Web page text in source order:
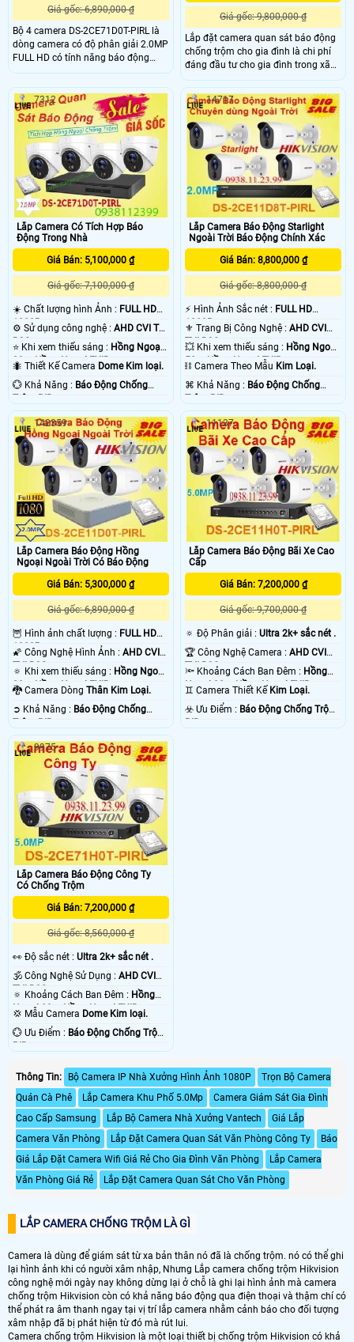
Giá gốc: 6,890,000 ₫
Bộ 4 camera DS-2CE71D0T-PIRL là
dòng camera có độ phân giải 2.0MP
FULL HD có tính năng báo động
hồng ngoại siêu nét chất lượng cao ,
HIKVISION vừa ra mắt giúp khách
hàng quan sát báo động dành cho
Cửa Hàng , Văn Phòng , Công Ty ,
Siêu Thị , . . v
Giá gốc: 9,800,000 ₫
Lắp đặt camera quan sát báo động
chống trộm cho gia đình là chi phí
đáng đầu tư cho gia đình trong xã
hội ngày nay. lắp đặt camera chống
trộm giá rẻ chọn loại Camera IP
HIKVISION DS-2CD1321-I là dòng
camera chống trộm cho gia đình gia
rẻ , hình ảnh siêu nét , chất lượng
cao hiện nay , hồng ngoại quan sát
ban đêm tốt 30 mét , độ phân giải 2.
Lắp Camera Có Tích Hợp Báo
Động Trong Nhà
Giá Bán: 5,100,000 ₫
Giá gốc: 7,100,000 ₫
☀️ Chất lượng hình Ảnh : FULL HD
1080P .
⚙ Sử dụng công nghệ : AHD CVI TVI
BCS.
⭐ Khi xem thiếu sáng : Hồng Ngoại
20m Hồng Ngoại EXIR.
🐜 Thiết Kế Camera Dome Kim loại.
️💮 Khả Năng : Báo Động Chống
7312
Lắp Camera Báo Động Starlight
Ngoài Trời Báo Động Chính Xác
Giá Bán: 8,800,000 ₫
Giá gốc: 8,800,000 ₫
️⚡ Hình Ảnh Sắc nét : FULL HD
1080P .
⚜️ Trang Bị Công Nghệ :AHD CVI
TVI BCS.
💥 Khi xem thiếu sáng : Hồng Ngoại
50m Hồng Ngoại EXIR.
⛓ Camera Theo Mẫu Kim Loại.
️⌘ Khả Năng : Báo Động Chống
14717
Lắp Camera Báo Động Hồng
Ngoại Ngoài Trời Có Báo Động
Giá Bán: 5,300,000 ₫
Giá gốc: 6,890,000 ₫
🦉 Hình ảnh chất lượng : FULL HD
1080P .
🌠 Công Nghệ Hình Ảnh : AHD CVI
TVI BCS.
🔅 Khi xem thiếu sáng : Hồng Ngoại
20m Hồng Ngoại EXIR.
🐉️ Camera Dòng Thân Kim Loại.
️➲ Khả Năng : Báo Động Chống
Trộm PIR.
142359
Lắp Camera Báo Động Bãi Xe Cao
Cấp
Giá Bán: 7,200,000 ₫
Giá gốc: 9,700,000 ₫
🔅 Độ Phân giải :Ultra 2k+ sắc nét .
🏆 Công Nghệ Camera :AHD CVI
TVI BCS.
🔦 Khoảng Cách Ban Đêm : Hồng
Ngoại 20m Hồng Ngoại EXIR.
♊ Camera Thiết Kế Kim Loại.
️☣️ Ưu Điểm : Báo Động Chống Trộm
PIR.
11137
Lắp Camera Báo Động Công Ty
Có Chống Trộm
Giá Bán: 7,200,000 ₫
Giá gốc: 8,560,000 ₫
️👀 Độ sắc nét : Ultra 2k+ sắc nét .
🕉️ Công Nghệ Sử Dụng : AHD CVI
TVI BCS.
🔅 Khoảng Cách Ban Đêm : Hồng
Ngoại 20m Hồng Ngoại EXIR.
💢 Mẫu Camera Dome Kim loại.
️💮 Ưu Điểm : Báo Động Chống Trộm
PIR.
9975
Thông Tin: Bộ Camera IP Nhà Xưởng Hình Ảnh 1080P
Trọn Bộ Camera
Quán Cà Phê
Lắp Camera Khu Phố 5.0Mp
Camera Giám Sát Gia Đình
Cao Cấp Samsung
Lắp Bộ Camera Nhà Xưởng Vantech
Giá Lắp
Camera Văn Phòng
Lắp Đặt Camera Quan Sát Văn Phòng Công Ty
Báo
Giá Lắp Đặt Camera Wifi Giá Rẻ Cho Gia Đình Văn Phòng
Lắp Camera
Văn Phòng Giá Rẻ
Lắp Đặt Camera Quan Sát Cho Văn Phòng
LẮP CAMERA CHỐNG TRỘM LÀ GÌ
Camera là dùng để giám sát từ xa bản thân nó đã là chống trộm. nó có thể ghi
lại hình ảnh khi có người xâm nhập, Nhưng Lắp camera chống trộm Hikvision
công nghệ mới ngày nay không dừng lại ở chỗ là ghi lại hình ảnh mà camera
chống trộm Hikvision còn có khả năng báo động qua điện thoại và thậm chí có
thể phát ra âm thanh ngay tại vị trí lắp camera nhằm cảnh báo cho đối tượng
xâm nhập đã bị phát hiện từ đó mà rút lui.
Camera chống trộm Hikvision là một loại thiết bị chống trộm Hikvision có khả